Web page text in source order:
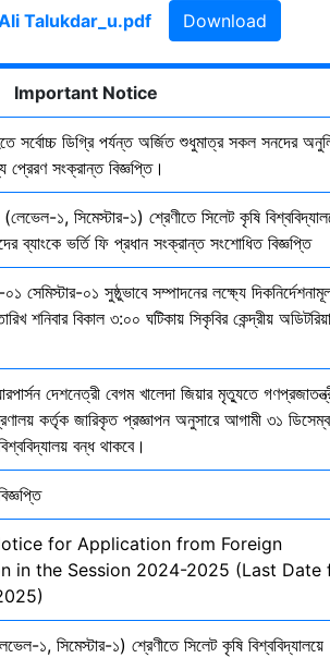
Download
Important Notice
সর্বোচ্চ ডিগ্রি পর্যন্ত অর্জিত শুধুমাত্র সকল সনদের
প্রেরণ সংক্রান্ত বিজ্ঞপ্তি।
১, সিমেস্টার-১) শ্রেণীতে সিলেট কৃষি
ব্যাংকে ভর্তি ফি প্রধান সংক্রান্ত সংশোধিত বিজ্ঞপ্তি
সেমিস্টার-০১ সুষ্ঠুভাবে সম্পাদনের লক্ষ্যে
শনিবার বিকাল ৩:০০ ঘটিকায় সিকৃবির কেন্দ্রীয়
দেশনেত্রী বেগম খালেদা জিয়ার মৃত্যুতে
কর্তৃক জারিকৃত প্রজ্ঞাপন অনুসারে আগামী ৩১
বন্ধ থাকবে।
for Application from Foreign
in the Session 2024-2025 (Last Date
১, সিমেস্টার-১) শ্রেণীতে সিলেট কৃষি বিশ্ববিদ্যালয়ে